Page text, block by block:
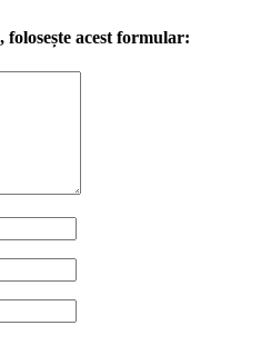
folosește acest formular: